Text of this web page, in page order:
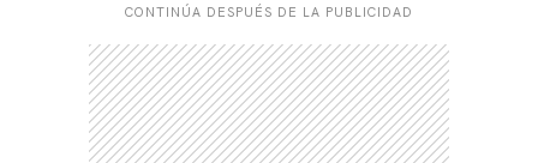
CONTINÚA DESPUÉS DE LA PUBLICIDAD